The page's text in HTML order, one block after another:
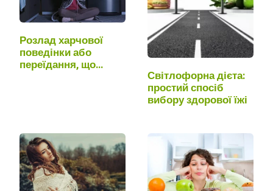
Розлад харчової
поведінки або
переїдання, що…
Світлофорна дієта:
простий спосіб
вибору здорової їжі